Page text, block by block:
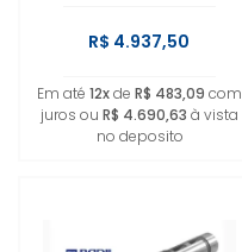
R$ 4.937,50
Em até 12xde R$ 483,09 com
juros ou R$ 4.690,63 à vista
no deposito